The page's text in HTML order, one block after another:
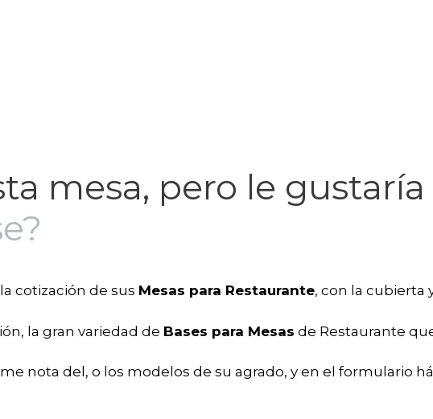
mesa, pero le
cotización de sus Mesas para Restaurante, con la cubierta
la gran variedad de Bases para Mesas de Restaurante
nota del, o los modelos de su agrado, y en el formulario